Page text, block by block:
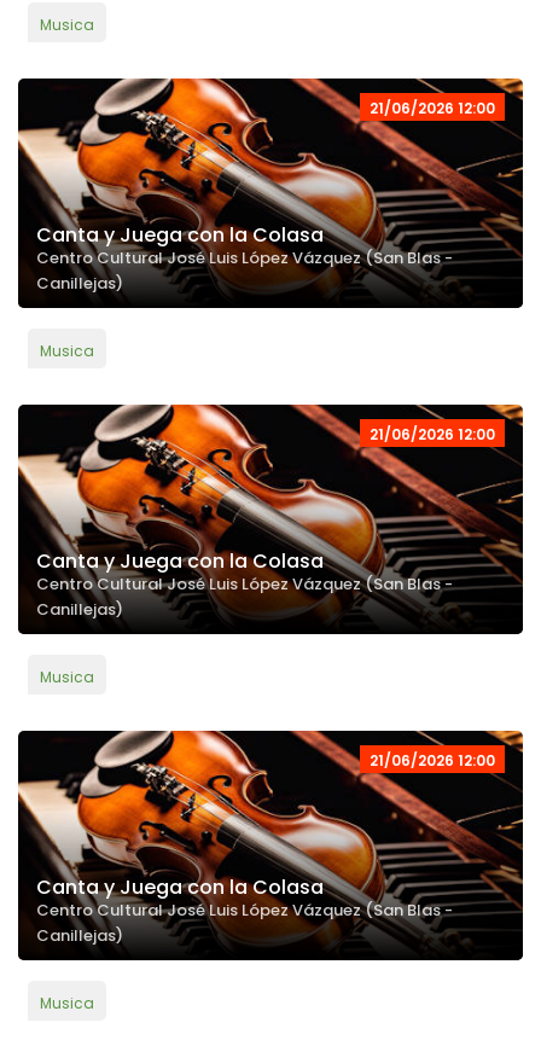
Musica
21/06/2026 12:00
Canta y Juega con la Colasa
Centro Cultural José Luis López Vázquez (San Blas -
Canillejas)
Musica
21/06/2026 12:00
Canta y Juega con la Colasa
Centro Cultural José Luis López Vázquez (San Blas -
Canillejas)
Musica
21/06/2026 12:00
Canta y Juega con la Colasa
Centro Cultural José Luis López Vázquez (San Blas -
Canillejas)
Musica